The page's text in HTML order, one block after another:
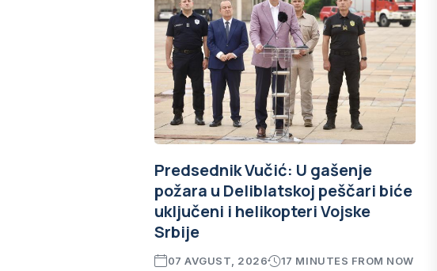
Predsednik Vučić: U gašenje
požara u Deliblatskoj peščari biće
uključeni i helikopteri Vojske
Srbije
07 AVGUST, 2026 17 MINUTES FROM NOW